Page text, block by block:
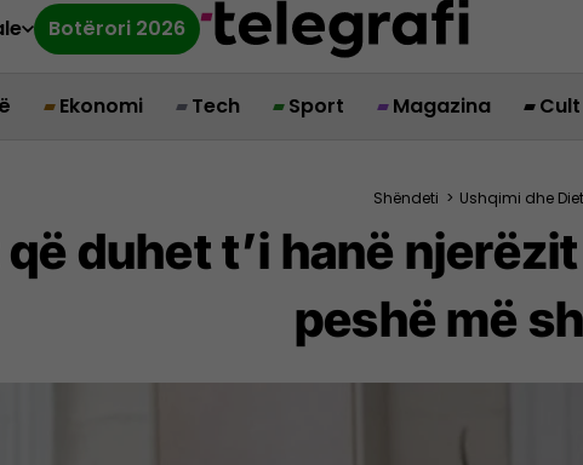
Botërori 2026
Ekonomi Tech Sport Magazina Cult
Shëndeti > Ushqimi dhe
duhet t’i hanë
peshë më